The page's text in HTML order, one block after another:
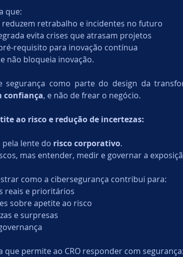
que:
retrabalho e incidentes no futuro
evita crises que atrasam projetos
requisito para inovação contínua
não bloqueia inovação.
segurança como parte do design da
confiança, e não de frear o negócio.
ao risco e redução de incertezas:
pela lente do risco corporativo.
mas entender, medir e governar a
como a cibersegurança contribui para:
reais e prioritários
sobre apetite ao risco
e surpresas
que permite ao CRO responder com segurança: